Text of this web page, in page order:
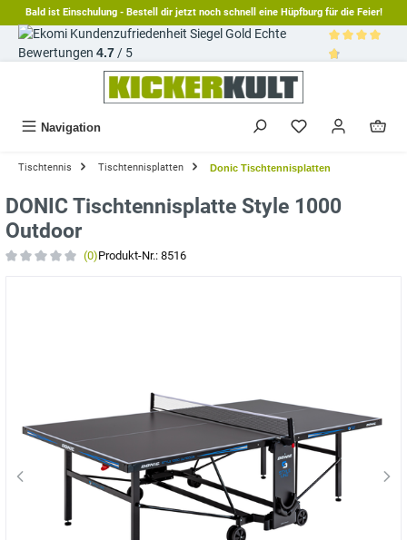
springen
Bald ist Einschulung - Bestell dir jetzt noch schnell eine Hüpfburg für die Feier!
Echte
Bewertungen 4.7/ 5
Navigation
Tischtennis Tischtennisplatten Donic Tischtennisplatten
DONIC Tischtennisplatte Style 1000
Outdoor
(0)Produkt-Nr.: 8516